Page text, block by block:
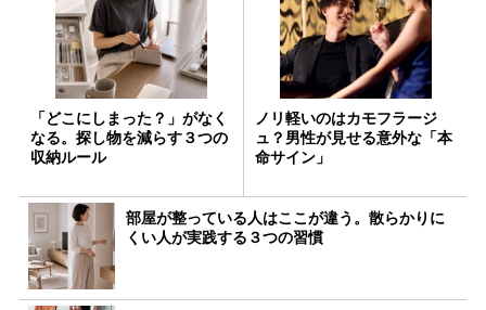
「どこにしまった？」がなく
なる。探し物を減らす３つの
収納ルール
ノリ軽いのはカモフラージ
ュ？男性が見せる意外な「本
命サイン」
部屋が整っている人はここが違う。散らかりに
くい人が実践する３つの習慣